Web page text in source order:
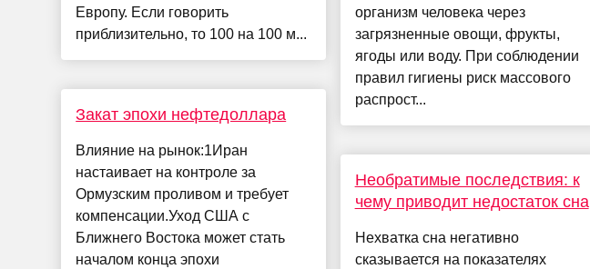
Европу. Если говорить
приблизительно, то 100 на 100 м...
Закат эпохи нефтедоллара
Влияние на рынок:1Иран
настаивает на контроле за
Ормузским проливом и требует
компенсации.Уход США с
Ближнего Востока может стать
началом конца эпохи
организм человека через
загрязненные овощи, фрукты,
ягоды или воду. При соблюдении
правил гигиены риск массового
распрост...
Необратимые последствия: к
чему приводит недостаток сна
Нехватка сна негативно
сказывается на показателях